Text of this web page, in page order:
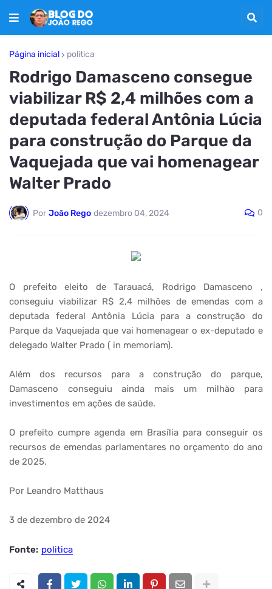
Página inicial politica
Rodrigo Damasceno consegue
viabilizar R$ 2,4 milhões com a
deputada federal Antônia Lúcia
para construção do Parque da
Vaquejada que vai homenagear
Walter Prado
Por João Rego dezembro 04, 2024 0
O prefeito eleito de Tarauacá, Rodrigo Damasceno ,
conseguiu viabilizar R$ 2,4 milhões de emendas com a
deputada federal Antônia Lúcia para a construção do
Parque da Vaquejada que vai homenagear o ex-deputado e
delegado Walter Prado ( in memoriam).
Além dos recursos para a construção do parque,
Damasceno conseguiu ainda mais um milhão para
investimentos em ações de saúde.
O prefeito cumpre agenda em Brasília para conseguir os
recursos de emendas parlamentares no orçamento do ano
de 2025.
Por Leandro Matthaus
3 de dezembro de 2024
Fonte: politica